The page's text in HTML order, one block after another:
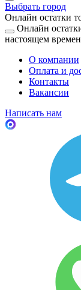
Выбрать город
Онлайн остатки
Онлайн
настоящем
О компании
Оплата и
Контакты
Вакансии
Написать нам